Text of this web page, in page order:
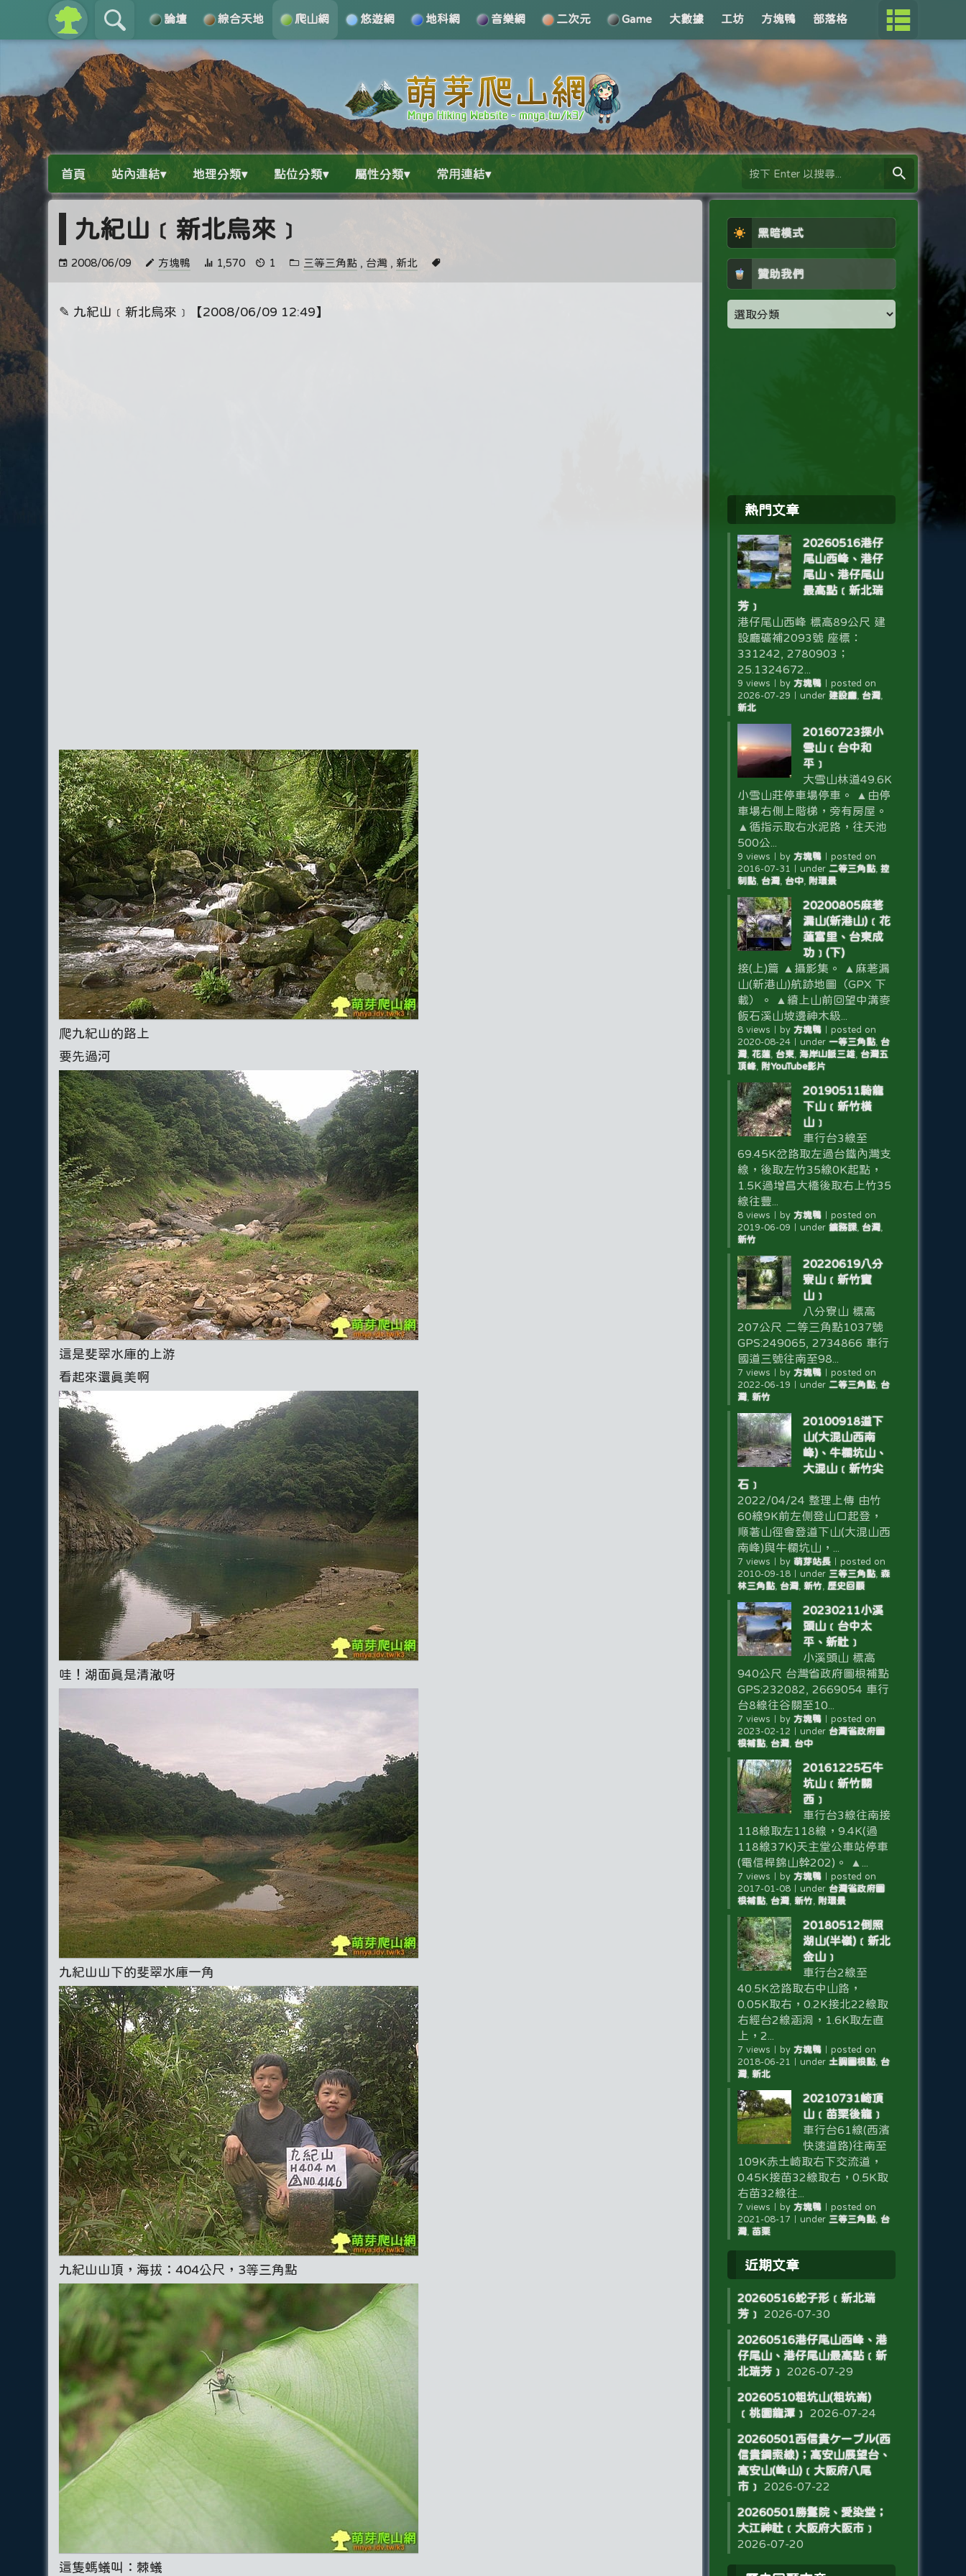
論壇 綜合天地 爬山網 悠遊網 地科網 音樂網 二次元 Game 大數據 工坊 方塊鴨 部落格
關於 導覽
首頁 站內連結▾ 地理分類▾ 點位分類▾ 屬性分類▾ 常用連結▾
九紀山﹝新北烏來﹞
2008/06/09 方塊鴨 1,570 1 三等三角點 , 台灣 , 新北
✎ 九紀山﹝新北烏來﹞【2008/06/09 12:49】
爬九紀山的路上
要先過河
這是斐翠水庫的上游
看起來還真美啊
哇！湖面真是清澈呀
九紀山山下的斐翠水庫一角
九紀山山頂，海拔：404公尺，3等三角點
這隻螞蟻叫：棘蟻
黑暗模式
贊助我們
熱門文章
20260516港仔
尾山西峰、港仔
尾山、港仔尾山
最高點﹝新北瑞
芳﹞
港仔尾山西峰 標高89公尺 建
設廳礦補2093號 座標：
331242, 2780903；
25.1324672...
9 views by 方塊鴨｜ posted on
2026-07-29
under 建設廳, 台灣,
新北
20160723探小
雪山﹝台中和
平﹞
大雪山林道49.6K
小雪山莊停車場停車。 ▲由停
車場右側上階梯，旁有房屋。
▲循指示取右水泥路，往天池
500公...
9 views by 方塊鴨｜ posted on
2016-07-31
under 二等三角點, 控
制點, 台灣, 台中, 附環景
20200805麻荖
漏山(新港山)﹝花
蓮富里、台東成
功﹞(下)
接(上)篇 ▲攝影集。 ▲麻荖漏
山(新港山)航跡地圖（GPX 下
載）。 ▲續上山前回望中溝麥
飯石溪山坡邊神木級...
8 views by 方塊鴨｜ posted on
2020-08-24｜ under 一等三角點, 台
灣, 花蓮, 台東, 海岸山脈三雄, 台灣五
頂峰, 附YouTube影片
20190511騎龍
下山﹝新竹橫
山﹞
車行台3線至
69.45K岔路取左過台鐵內灣支
線，後取左竹35線0K起點，
1.5K過增昌大橋後取右上竹35
線往豐...
8 views by 方塊鴨｜ posted on
2019-06-09
under 鑛務課, 台灣,
新竹
20220619八分
寮山﹝新竹寶
山﹞
八分寮山 標高
207公尺 二等三角點1037號
GPS:249065, 2734866 車行
國道三號往南至98...
7 views by 方塊鴨｜ posted on
2022-06-19
under 二等三角點, 台
灣, 新竹
20100918道下
山(大混山西南
峰)、牛欄坑山、
大混山﹝新竹尖
石﹞
2022/04/24 整理上傳 由竹
60線9K前左側登山口起登，
順著山徑會登道下山(大混山西
南峰)與牛欄坑山，...
7 views by 萌芽站長｜ posted on
2010-09-18｜ under 三等三角點, 森
林三角點, 台灣, 新竹, 歷史回顧
20230211小溪
頭山﹝台中太
平、新社﹞
小溪頭山 標高
940公尺 台灣省政府圖根補點
GPS:232082, 2669054 車行
台8線往谷關至10...
7 views by 方塊鴨｜ posted on
2023-02-12
under 台灣省政府圖
根補點, 台灣, 台中
20161225石牛
坑山﹝新竹關
西﹞
車行台3線往南接
118線取左118線，9.4K(過
118線37K)天主堂公車站停車
(電信桿錦山幹202)。 ▲...
7 views by 方塊鴨｜ posted on
2017-01-08｜ under 台灣省政府圖
根補點, 台灣, 新竹, 附環景
20180512倒照
湖山(半嶺)﹝新北
金山﹞
車行台2線至
40.5K岔路取右中山路，
0.05K取右，0.2K接北22線取
右經台2線涵洞，1.6K取左直
上，2...
7 views by 方塊鴨｜ posted on
2018-06-21
under 土調圖根點, 台
灣, 新北
20210731崎頂
山﹝苗栗後龍﹞
車行台61線(西濱
快速道路)往南至
109K赤土崎取右下交流道，
0.45K接苗32線取右，0.5K取
右苗32線往...
7 views by 方塊鴨｜ posted on
2021-08-17
under 三等三角點, 台
灣, 苗栗
近期文章
20260516蛇子形﹝新北瑞
芳﹞
2026-07-30
20260516港仔尾山西峰、港
仔尾山、港仔尾山最高點﹝新
北瑞芳﹞
2026-07-29
20260510粗坑山(粗坑崙)
﹝桃園龍潭﹞
2026-07-24
20260501西信貴ケーブル(西
信貴鋼索線)；高安山展望台、
高安山(峰山)﹝大阪府八尾
市﹞
2026-07-22
20260501勝鬘院、愛染堂；
大江神社﹝大阪府大阪市﹞
2026-07-20